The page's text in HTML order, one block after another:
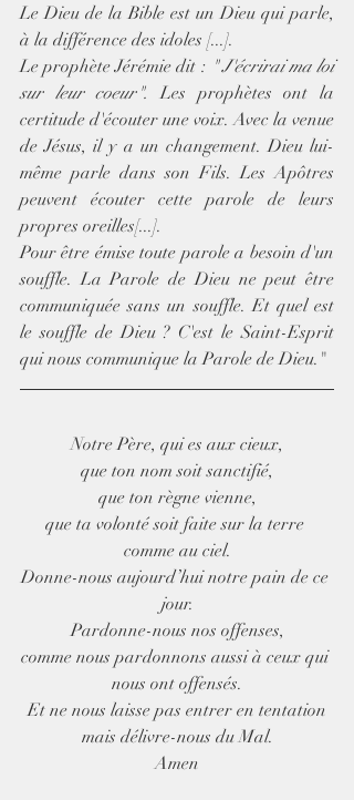
Le Dieu de la Bible est un Dieu qui parle,
à la différence des idoles [...].
Le prophète Jérémie dit : " J'écrirai ma loi
sur leur coeur". Les prophètes ont la
certitude d'écouter une voix. Avec la venue
de Jésus, il y a un changement. Dieu lui-
même parle dans son Fils. Les Apôtres
peuvent écouter cette parole de leurs
propres oreilles[...].
Pour être émise toute parole a besoin d'un
souffle. La Parole de Dieu ne peut être
communiquée sans un souffle. Et quel est
le souffle de Dieu ? C'est le Saint-Esprit
qui nous communique la Parole de Dieu."
Notre Père, qui es aux cieux,
que ton nom soit sanctifié,
que ton règne vienne,
que ta volonté soit faite sur la terre
comme au ciel.
Donne-nous aujourd’hui notre pain de ce
jour.
Pardonne-nous nos offenses,
comme nous pardonnons aussi à ceux qui
nous ont offensés.
Et ne nous laisse pas entrer en tentation
mais délivre-nous du Mal.
Amen